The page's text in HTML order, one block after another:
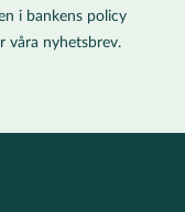
i bankens policy
våra nyhetsbrev.